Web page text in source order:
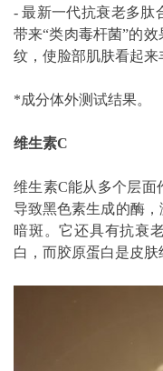
- 最新一代抗衰老多肽
带来“类肉毒杆菌”的
纹，使脸部肌肤看起来
*成分体外测试结果。
维生素C
维生素C能从多个层面
导致黑色素生成的酶
暗斑。它还具有抗衰
白，而胶原蛋白是皮肤